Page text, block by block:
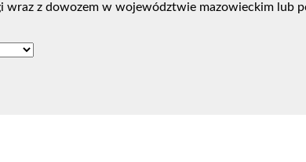
wraz z dowozem w województwie mazowieckim lub